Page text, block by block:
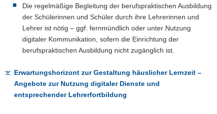
Die regelmäßige Begleitung der berufspraktischen Ausbildung
der Schülerinnen und Schüler durch ihre Lehrerinnen und
Lehrer ist nötig – ggf. fernmündlich oder unter Nutzung
digitaler Kommunikation, sofern die Einrichtung der
berufspraktischen Ausbildung nicht zugänglich ist.
Erwartungshorizont zur Gestaltung häuslicher Lernzeit –
Angebote zur Nutzung digitaler Dienste und
entsprechender Lehrerfortbildung